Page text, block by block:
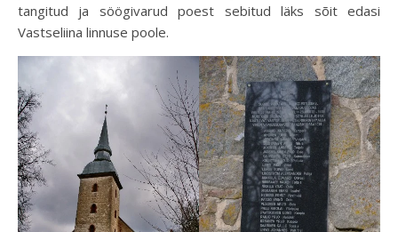
tangitud ja söögivarud poest sebitud läks sõit edasi
Vastseliina linnuse poole.